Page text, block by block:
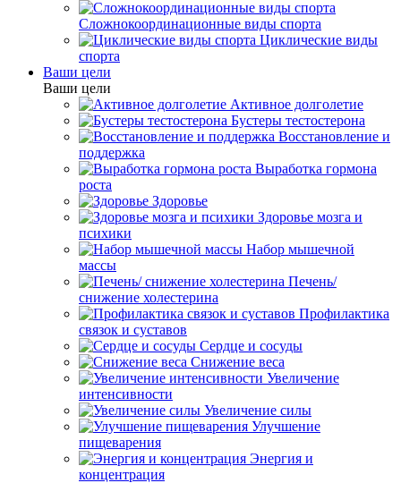
Сложнокоординационные виды спорта
Циклические виды
спорта
Ваши цели
Ваши цели
Активное долголетие
Бустеры тестостерона
Восстановление и
поддержка
Выработка гормона
роста
Здоровье
Здоровье мозга и
психики
Набор мышечной
массы
Печень/
снижение холестерина
Профилактика
связок и суставов
Сердце и сосуды
Снижение веса
Увеличение
интенсивности
Увеличение силы
Улучшение
пищеварения
Энергия и
концентрация